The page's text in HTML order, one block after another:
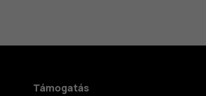
Támogatás